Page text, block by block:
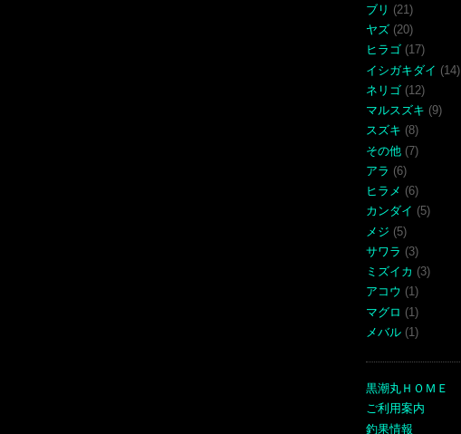
ブリ (21)
ヤズ (20)
ヒラゴ (17)
イシガキダイ (14)
ネリゴ (12)
マルスズキ (9)
スズキ (8)
その他 (7)
アラ (6)
ヒラメ (6)
カンダイ (5)
メジ (5)
サワラ (3)
ミズイカ (3)
アコウ (1)
マグロ (1)
メバル (1)
黒潮丸ＨＯＭＥ
ご利用案内
釣果情報